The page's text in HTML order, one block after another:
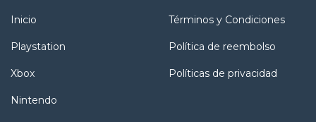
Inicio
Playstation
Xbox
Nintendo
Términos y Condiciones
Política de reembolso
Políticas de privacidad